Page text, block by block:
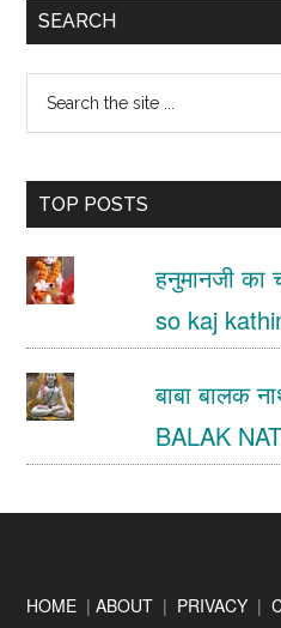
Primary
SEARCH
Search
the
site
...TOP POSTS
हनुमानजी का
so kaj
बाबा बालक
BALAK
Footer
HOME |ABOUT | PRIVACY |